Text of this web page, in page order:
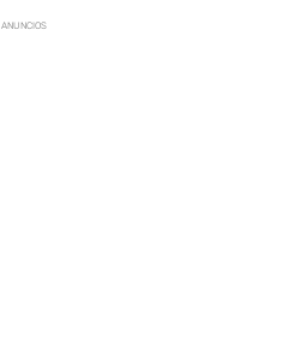
ANUNCIOS